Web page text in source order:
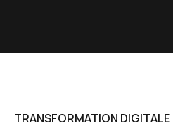
TRANSFORMATION DIGITALE